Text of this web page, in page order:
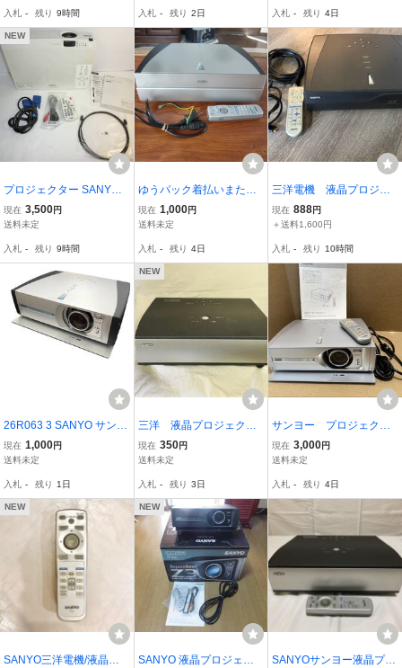
入札 - 残り 9時間 入札 - 残り 2日
①
入札 - 残り 4日
NEW
プロジェクター SANYO L
P-XU300 収納バック付き
現在 3,500円
送料未定
入札 - 残り 9時間
ゆうパック着払いまたは
仙台市泉区内での手渡し
も可能 SANYO サンヨ
ー LP-Z2 ジャンク扱
い
現在 1,000円
送料未定
入札 - 残り 4日
三洋電機 液晶プロジェ
クター LP-Z3 サンヨ
ー SANYO 800lm プロ
現在 888円
＋送料1,600円
入札 - 残り 10時間
26R063 3 SANYO サンヨ
ー 液晶プロジェクター L
P-Z2 映像器 ジャンク品
現在 1,000円
送料未定
入札 - 残り 1日
NEW
三洋 液晶プロジェクタ
ー LP-Z1 起動確認の
み 本体のみ
現在 350円
送料未定
入札 - 残り 3日
サンヨー プロジェクタ
ー LP-23 美品
現在 3,000円
送料未定
入札 - 残り 4日
NEW
SANYO三洋電機/液晶プ
NEW
SANYO 液晶プロジェク
SANYOサンヨー液晶プロ